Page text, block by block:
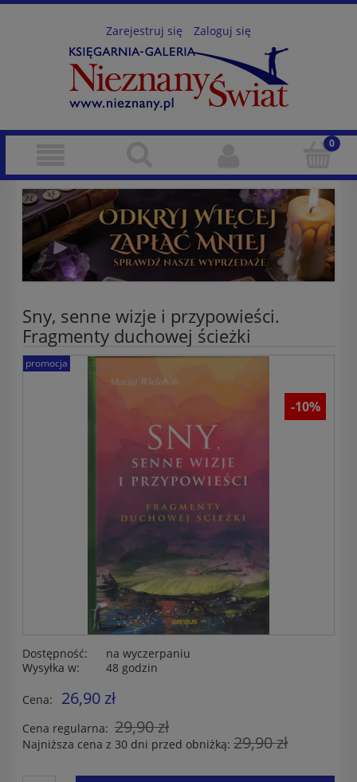
Zarejestruj się Zaloguj się
Sny, senne wizje i przypowieści.
Fragmenty duchowej ścieżki
promocja
-10%
Dostępność:
na wyczerpaniu
Wysyłka w:
48 godzin
Cena: 26,90 zł
Cena regularna: 29,90 zł
Najniższa cena z 30 dni przed obniżką: 29,90 zł